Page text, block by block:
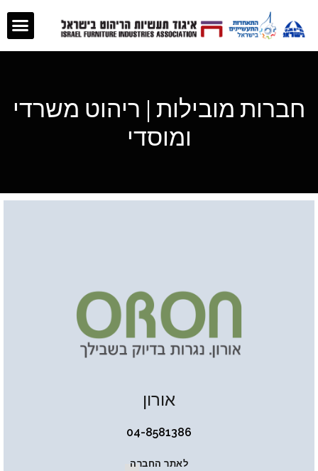
חברות מובילות | ריהוט משרדי
ומוסדי
אורון
04-8581386
לאתר החברה